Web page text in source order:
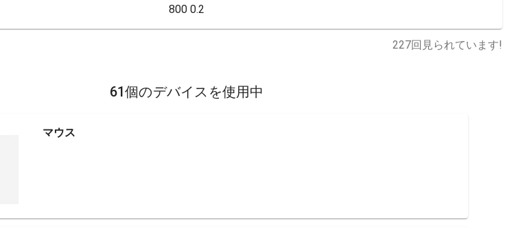
800 0.2
227回見られています!
61個のデバイスを使用中
マウス